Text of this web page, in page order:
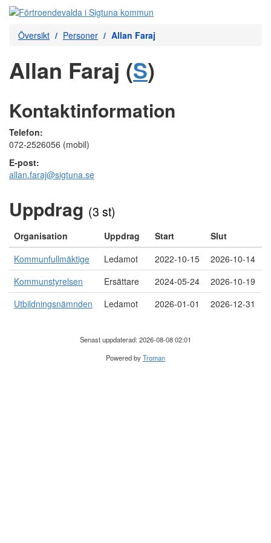
Översikt Personer Allan Faraj
Allan Faraj (S)
Kontaktinformation
Telefon:
072-2526056 (mobil)
E-post:
allan.faraj@sigtuna.se
Uppdrag (3 st)
Organisation Uppdrag Start
Slut
Kommunfullmäktige
Ledamot 2022-10-15
2026-10-14
Kommunstyrelsen
Ersättare 2024-05-24
2026-10-19
Utbildningsnämnden
Ledamot 2026-01-01 2026-12-31
Senast uppdaterad: 2026-08-08 02:01
Powered byTroman